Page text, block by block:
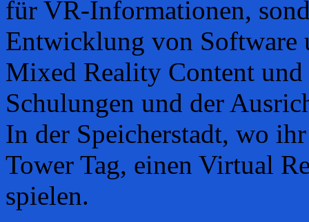
für VR-Informationen,
Entwicklung von Software
Mixed Reality Content
Schulungen und der
In der Speicherstadt, wo
Tower Tag, einen Virtual
spielen.